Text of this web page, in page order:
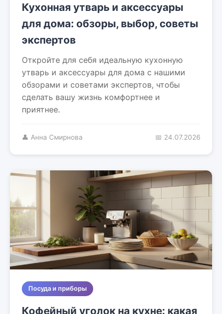
Кухонная утварь и аксессуары
для дома: обзоры, выбор, советы
экспертов
Откройте для себя идеальную кухонную
утварь и аксессуары для дома с нашими
обзорами и советами экспертов, чтобы
сделать вашу жизнь комфортнее и
приятнее.
👤 Анна Смирнова 📅 24.07.2026
Посуда и приборы
Кофейный уголок на кухне: какая